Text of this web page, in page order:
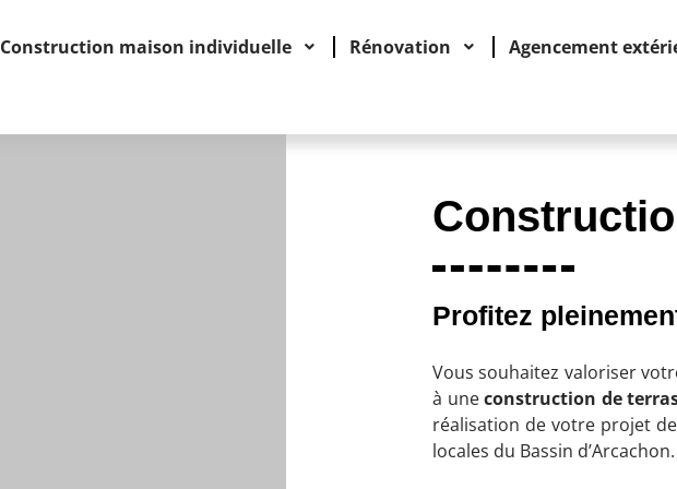
Construction maison individuelle Rénovation Agencement
Profitez
Vous souhaitez valoriser
à uneconstruction de
réalisation de votre projet
locales du Bassin d’Arcachon.